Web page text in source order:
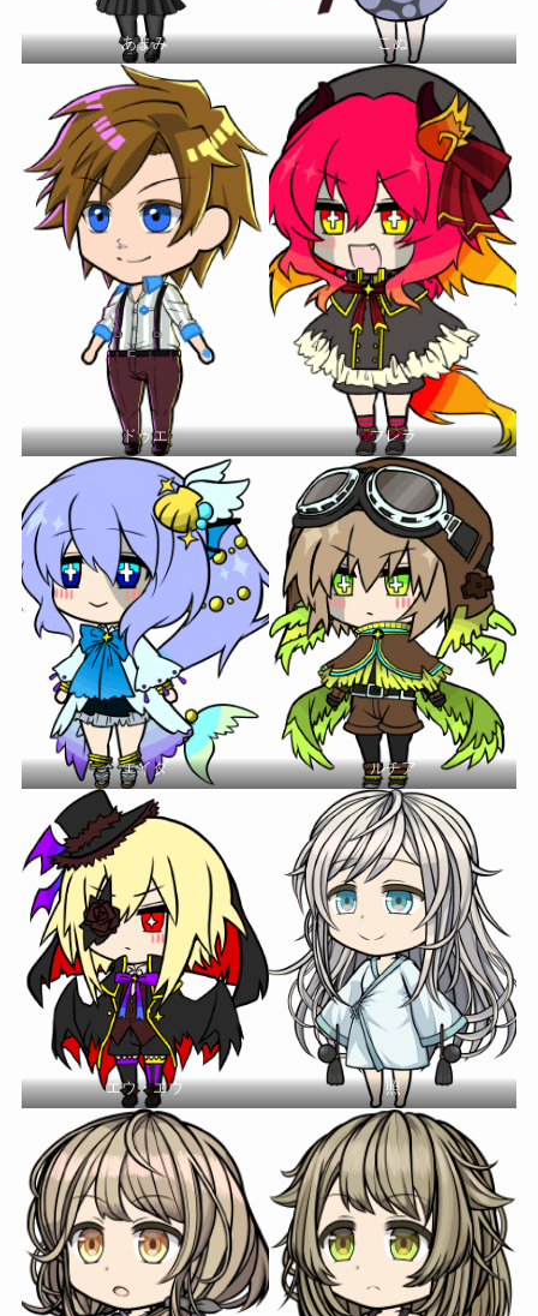
あまみ こぬ
ドゥエ ブレラ
エイダ ルチア
エウ・エウ 照